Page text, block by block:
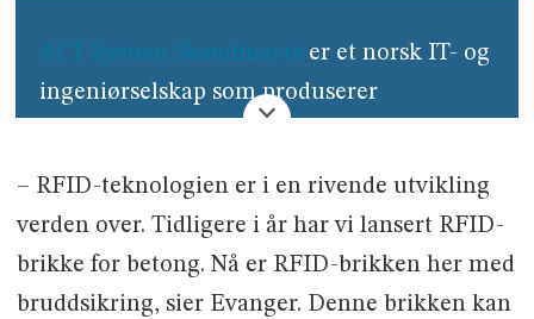
ACT System Skandinavia er et norsk IT- og
ingeniørselskap som produserer
maskinvare og programvare inngår.
Selskapet har utviklet programvare som
logistikk- og sporingsløsninger til mer enn
350 bedrifter i Skandinavia siden 1993.
– RFID-teknologien er i en rivende utvikling
verden over. Tidligere i år har vi lansert RFID-
brikke for betong. Nå er RFID-brikken her med
bruddsikring, sier Evanger. Denne brikken kan